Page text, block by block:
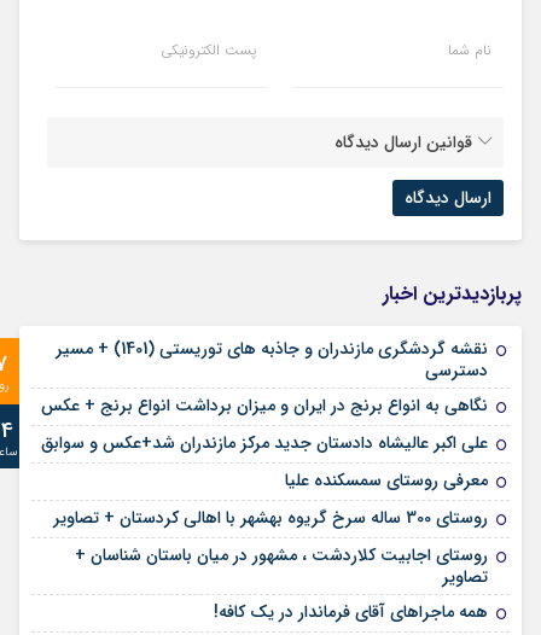
نام شما پست الکترونیکی
قوانین ارسال دیدگاه
پربازدیدترین اخبار
نقشه گردشگری مازندران و جاذبه های توریستی (1401) + مسیر
دسترسی
نگاهی به انواع برنج در ایران و میزان برداشت انواع برنج + عکس
علی‌ اکبر عالیشاه دادستان جدید مرکز مازندران شد+عکس و سوابق
معرفی روستای سمسکنده علیا
روستای 300 ساله سرخ ‌گریوه بهشهر با اهالی کردستان + تصاویر
روستای اجابیت کلاردشت ، مشهور در میان باستان شناسان +
تصاویر
همه ماجراهای آقای فرماندار در یک کافه!